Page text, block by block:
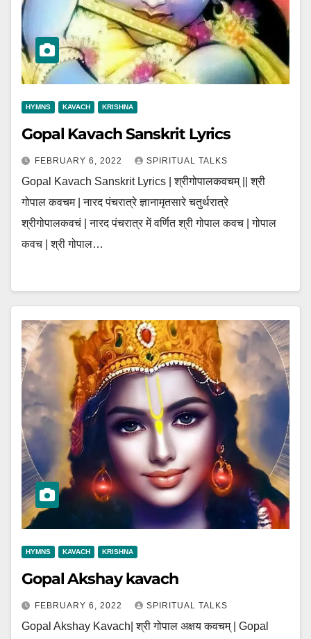
HYMNS KAVACH KRISHNA
Gopal Kavach Sanskrit Lyrics
FEBRUARY 6, 2022 SPIRITUAL TALKS
Gopal Kavach Sanskrit Lyrics | श्रीगोपालकवचम् || श्री
गोपाल कवचम | नारद पंचरात्रे ज्ञानामृतसारे चतुर्थरात्रे
श्रीगोपालकवचं | नारद पंचरात्र में वर्णित श्री गोपाल कवच | गोपाल
कवच | श्री गोपाल…
HYMNS KAVACH KRISHNA
Gopal Akshay kavach
FEBRUARY 6, 2022 SPIRITUAL TALKS
Gopal Akshay Kavach| श्री गोपाल अक्षय कवचम् | Gopal